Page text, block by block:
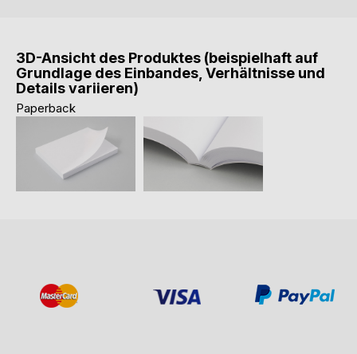
3D-Ansicht des Produktes (beispielhaft auf
Grundlage des Einbandes, Verhältnisse und
Details variieren)
Paperback